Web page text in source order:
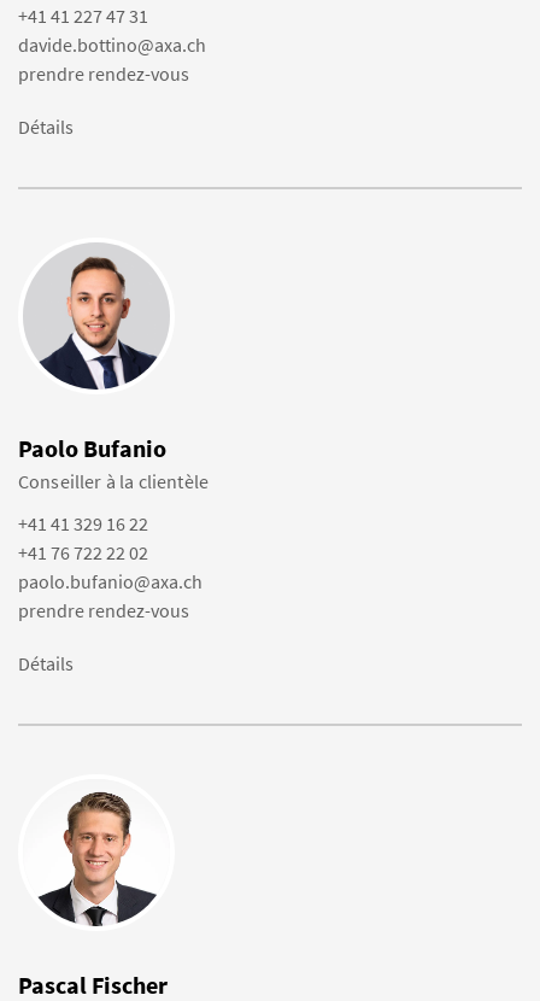
+41 41 227 47 31
davide.bottino@axa.ch
prendre rendez-vous
Détails
Paolo Bufanio
Conseiller à la clientèle
+41 41 329 16 22
+41 76 722 22 02
paolo.bufanio@axa.ch
prendre rendez-vous
Détails
Pascal Fischer